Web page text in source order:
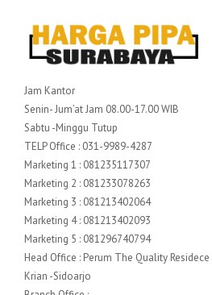
Jam Kantor
Senin- Jum’at Jam 08.00-17.00 WIB
Sabtu -Minggu Tutup
TELP Office : 031-9989-4287
Marketing 1 : 081235117307
Marketing 2 : 081233078263
Marketing 3 : 081213402064
Marketing 4 : 081213402093
Marketing 5 : 081296740794
Head Office : Perum The Quality
Krian -Sidoarjo